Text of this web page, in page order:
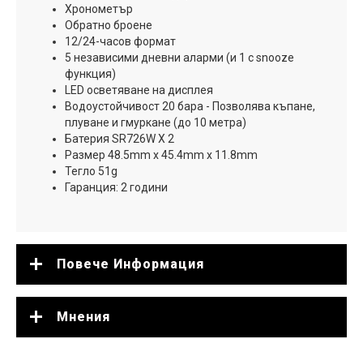
Хронометър
Обратно броене
12/24-часов формат
5 независими дневни аларми (и 1 с snooze
функция)
LED осветяване на дисплея
Водоустойчивост 20 бара - Позволява къпане,
плуване и гмуркане (до 10 метра)
Батерия SR726W X 2
Размер 48.5mm x 45.4mm x 11.8mm
Тегло 51g
Гаранция: 2 години
Повече Информация
Мнения